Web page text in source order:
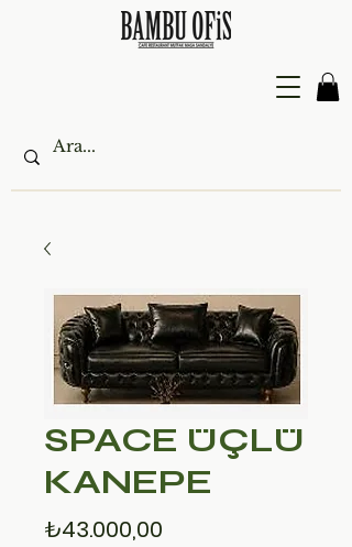
SPACE ÜÇLÜ
KANEPE
₺43.000,00